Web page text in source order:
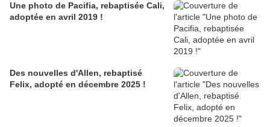
Une photo de Pacifia, rebaptisée Cali,
adoptée en avril 2019 !
Des nouvelles d'Allen, rebaptisé
Felix, adopté en décembre 2025 !